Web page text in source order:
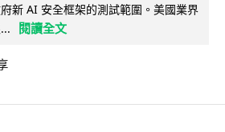
新 AI 安全框架的測試範圍。美國業界
閱讀全文